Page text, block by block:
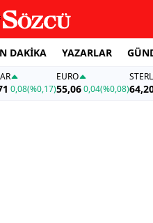
DAKİKA YAZARLAR
0,08(%0,17)
EURO
55,06 0,04(%0,08)